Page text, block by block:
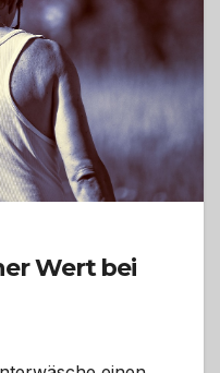
Wert bei